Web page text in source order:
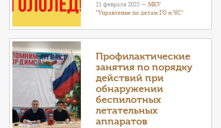
21 февраля 2025 —МКУ
"Управление по делам ГО и ЧС"
Профилактические
занятия по порядку
действий при
обнаружении
беспилотных
летательных
аппаратов